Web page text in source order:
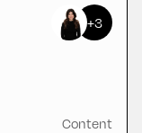
+3
Content